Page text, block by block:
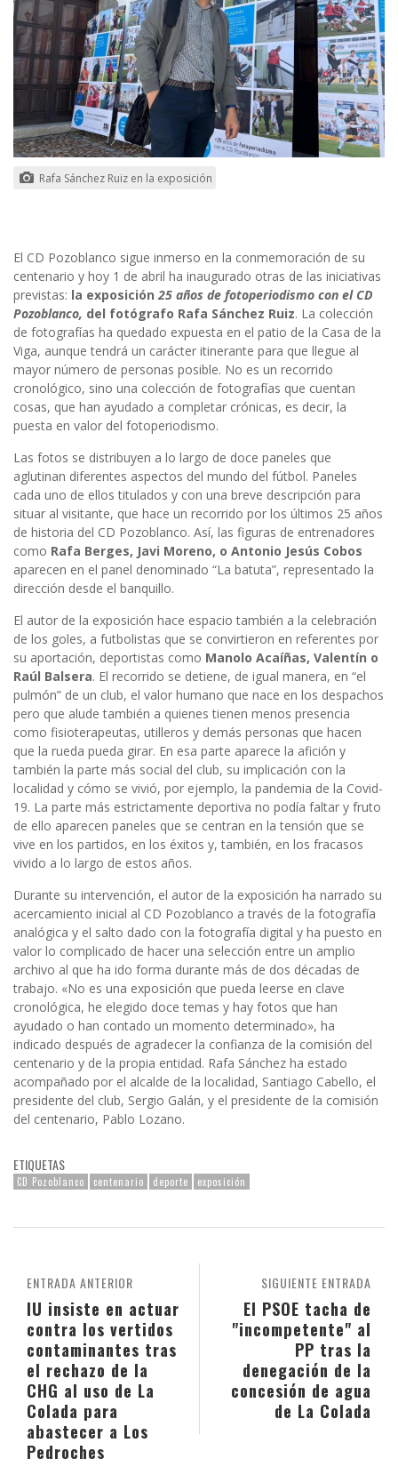
Rafa Sánchez Ruiz en la exposición
El CD Pozoblanco sigue inmerso en la conmemoración de su
centenario y hoy 1 de abril ha inaugurado otras de las iniciativas
previstas: la exposición25 años de fotoperiodismo con el CD
Pozoblanco, del fotógrafo Rafa Sánchez Ruiz. La colección
de fotografías ha quedado expuesta en el patio de la Casa de la
Viga, aunque tendrá un carácter itinerante para que llegue al
mayor número de personas posible. No es un recorrido
cronológico, sino una colección de fotografías que cuentan
cosas, que han ayudado a completar crónicas, es decir, la
puesta en valor del fotoperiodismo.
Las fotos se distribuyen a lo largo de doce paneles que
aglutinan diferentes aspectos del mundo del fútbol. Paneles
cada uno de ellos titulados y con una breve descripción para
situar al visitante, que hace un recorrido por los últimos 25 años
de historia del CD Pozoblanco. Así, las figuras de entrenadores
como Rafa Berges, Javi Moreno, o Antonio Jesús Cobos
aparecen en el panel denominado “La batuta”, representado la
dirección desde el banquillo.
El autor de la exposición hace espacio también a la celebración
de los goles, a futbolistas que se convirtieron en referentes por
su aportación, deportistas como Manolo Acaíñas, Valentín o
Raúl Balsera. El recorrido se detiene, de igual manera, en “el
pulmón” de un club, el valor humano que nace en los despachos
pero que alude también a quienes tienen menos presencia
como fisioterapeutas, utilleros y demás personas que hacen
que la rueda pueda girar. En esa parte aparece la afición y
también la parte más social del club, su implicación con la
localidad y cómo se vivió, por ejemplo, la pandemia de la Covid-
19. La parte más estrictamente deportiva no podía faltar y fruto
de ello aparecen paneles que se centran en la tensión que se
vive en los partidos, en los éxitos y, también, en los fracasos
vivido a lo largo de estos años.
Durante su intervención, el autor de la exposición ha narrado su
acercamiento inicial al CD Pozoblanco a través de la fotografía
analógica y el salto dado con la fotografía digital y ha puesto en
valor lo complicado de hacer una selección entre un amplio
archivo al que ha ido forma durante más de dos décadas de
trabajo. «No es una exposición que pueda leerse en clave
cronológica, he elegido doce temas y hay fotos que han
ayudado o han contado un momento determinado», ha
indicado después de agradecer la confianza de la comisión del
centenario y de la propia entidad. Rafa Sánchez ha estado
acompañado por el alcalde de la localidad, Santiago Cabello, el
presidente del club, Sergio Galán, y el presidente de la comisión
del centenario, Pablo Lozano.
ETIQUETAS
CD Pozoblanco centenario deporte exposición
SIGUIENTE ENTRADA
El PSOE tacha de
"incompetente" al
PP tras la
denegación de la
concesión de agua
de La Colada
ENTRADA ANTERIOR
IU insiste en actuar
contra los vertidos
contaminantes tras
el rechazo de la
CHG al uso de La
Colada para
abastecer a Los
Pedroches